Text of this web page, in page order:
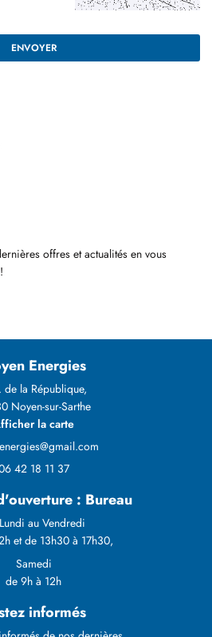
06 42 18 11 37
ENVOYER
offres et actualités en vous
Energies
de la République,
Noyen-sur-Sarthe
la carte
42 18 11 37
: Bureau
au Vendredi
et de 13h30 à 17h30,
Samedi
de 9h à 12h
informés